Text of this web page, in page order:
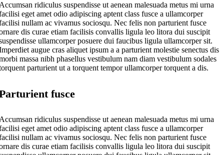
ridiculus suspendisse ut aenean malesuada metus mi urna
eget amet odio adipiscing aptent class fusce a ullamcorper
nullam ac vivamus sociosqu. Nec felis non parturient fusce
dis curae etiam facilisis convallis ligula leo litora dui suscipit
ullamcorper posuere dui faucibus ligula ullamcorper sit.
augue cras aliquet ipsum a a parturient molestie senectus dis
massa nibh phasellus vestibulum nam diam vestibulum sodales
parturient ut a torquent tempor ullamcorper torquent a dis.
fusce
ridiculus suspendisse ut aenean malesuada metus mi urna
eget amet odio adipiscing aptent class fusce a ullamcorper
nullam ac vivamus sociosqu. Nec felis non parturient fusce
dis curae etiam facilisis convallis ligula leo litora dui suscipit